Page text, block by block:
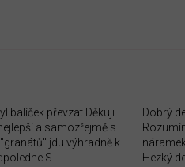
balíček převzat.Děkuji
a samozřejmě s
jdu výhradně k
S
Dobrý
Hezký